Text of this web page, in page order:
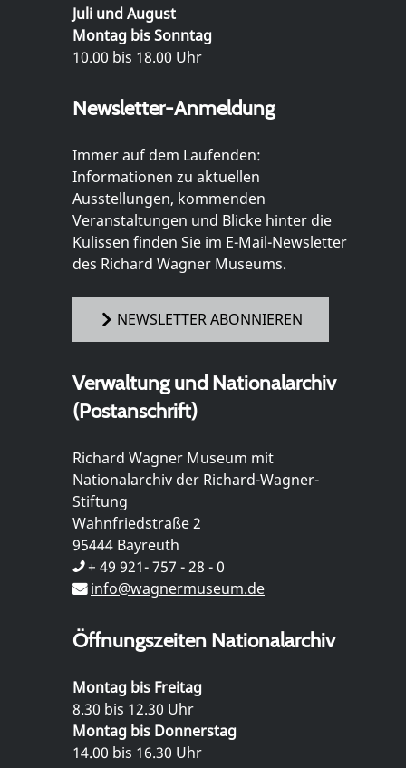
Juli und August
Montag bis Sonntag
10.00 bis 18.00 Uhr
Newsletter-Anmeldung
Immer auf dem Laufenden:
Informationen zu aktuellen
Ausstellungen, kommenden
Veranstaltungen und Blicke hinter die
Kulissen finden Sie im E-Mail-Newsletter
des Richard Wagner Museums.
NEWSLETTER ABONNIEREN
Verwaltung und Nationalarchiv
(Postanschrift)
Richard Wagner Museum mit
Nationalarchiv der Richard-Wagner-
Stiftung
Wahnfriedstraße 2
95444 Bayreuth
+ 49 921- 757 - 28 - 0
info@wagnermuseum.de
Öffnungszeiten Nationalarchiv
Montag bis Freitag
8.30 bis 12.30 Uhr
Montag bis Donnerstag
14.00 bis 16.30 Uhr